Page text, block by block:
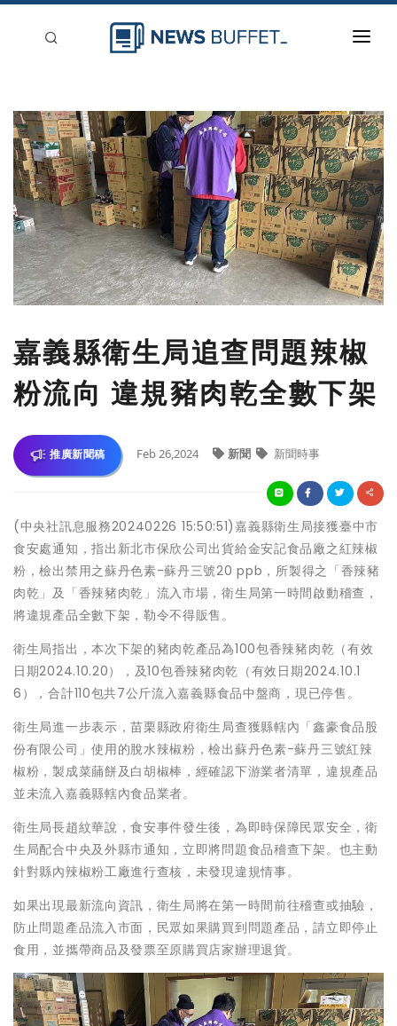
新聞稿分類
登入
刊登
嘉義縣衛生局追查問題辣椒
粉流向 違規豬肉乾全數下架
推廣新聞稿 Feb 26,2024 新聞 新聞時事
(中央社訊息服務20240226 15:50:51)嘉義縣衛生局接獲臺中市
食安處通知，指出新北市保欣公司出貨給金安記食品廠之紅辣椒
粉，檢出禁用之蘇丹色素-蘇丹三號20 ppb，所製得之「香辣豬
肉乾」及「香辣豬肉乾」流入市場，衛生局第一時間啟動稽查，
將違規產品全數下架，勒令不得販售。
衛生局指出，本次下架的豬肉乾產品為100包香辣豬肉乾（有效
日期2024.10.20），及10包香辣豬肉乾（有效日期2024.10.1
6），合計110包共7公斤流入嘉義縣食品中盤商，現已停售。
衛生局進一步表示，苗栗縣政府衛生局查獲縣轄內「鑫豪食品股
份有限公司」使用的脫水辣椒粉，檢出蘇丹色素-蘇丹三號紅辣
椒粉，製成菜䔕餅及白胡椒棒，經確認下游業者清單，違規產品
並未流入嘉義縣轄內食品業者。
衛生局長趙紋華說，食安事件發生後，為即時保障民眾安全，衛
生局配合中央及外縣市通知，立即將問題食品稽查下架。也主動
針對縣內辣椒粉工廠進行查核，未發現違規情事。
如果出現最新流向資訊，衛生局將在第一時間前往稽查或抽驗，
防止問題產品流入市面，民眾如果購買到問題產品，請立即停止
食用，並攜帶商品及發票至原購買店家辦理退貨。